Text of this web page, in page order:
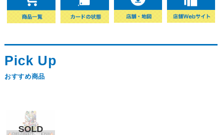
おすすめ商品